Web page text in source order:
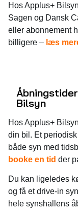
Hos Applus+
Sagen og Dansk
eller abonnement
billigere – læs
Bilsyn
Hos Applus+
din bil. Et
både syn med
booke en tid der
Du kan ligeledes
og få et drive-in
hele synshallens